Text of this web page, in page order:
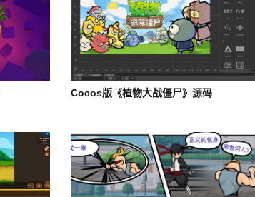
Cocos版《植物大战僵尸》源码